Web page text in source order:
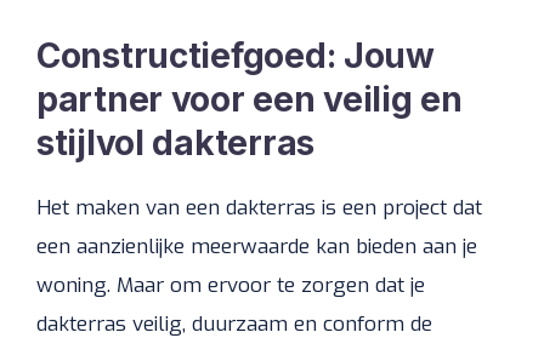
Constructiefgoed: Jouw
partner voor een veilig en
stijlvol dakterras
Het maken van een dakterras is een project dat
een aanzienlijke meerwaarde kan bieden aan je
woning. Maar om ervoor te zorgen dat je
dakterras veilig, duurzaam en conform de